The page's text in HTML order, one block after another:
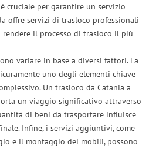
cruciale per garantire un servizio
offre servizi di trasloco professionali
il processo di trasloco il più
variare in base a diversi fattori. La
uno degli elementi chiave
Un trasloco da Catania a
un viaggio significativo attraverso
di beni da trasportare influisce
Infine, i servizi aggiuntivi, come
e il montaggio dei mobili, possono